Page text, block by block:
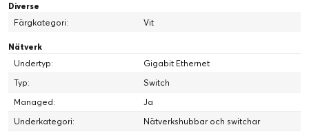
Diverse
Färgkategori:
Vit
Nätverk
Undertyp:
Gigabit Ethernet
Typ:
Switch
Managed:
Ja
Underkategori:
Nätverkshubbar och switchar